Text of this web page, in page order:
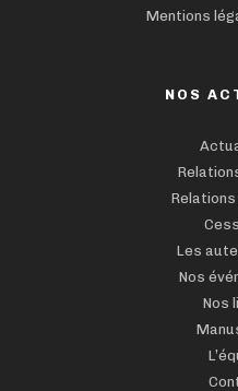
Mentions
NOS
Les
Nos
Nos